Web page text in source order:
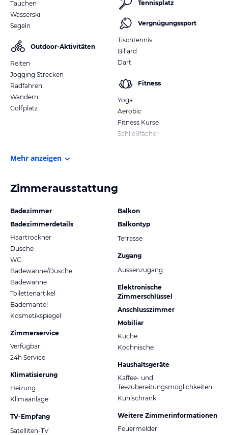
Tauchen
Wasserski
Segeln
Outdoor-Aktivitäten
Reiten
Jogging Strecken
Radfahren
Wandern
Golfplatz
Tennisplatz
Vergnügungssport
Tischtennis
Billard
Dart
Fitness
Yoga
Aerobic
Fitness Kurse
Schließfächer
Mehr anzeigen
Zimmerausstattung
Badezimmer
Badezimmerdetails
Haartrockner
Dusche
WC
Badewanne/Dusche
Badewanne
Toilettenartikel
Bademantel
Kosmetikspiegel
Zimmerservice
Verfügbar
24h Service
Klimatisierung
Heizung
Klimaanlage
TV-Empfang
Satelliten-TV
Balkon
Balkontyp
Terrasse
Zugang
Aussenzugang
Elektronische
Zimmerschlüssel
Anschlusszimmer
Mobiliar
Küche
Kochnische
Haushaltsgeräte
Kaffee- und
Teezubereitungsmöglichkeiten
Kühlschrank
Weitere Zimmerinformationen
Feuermelder